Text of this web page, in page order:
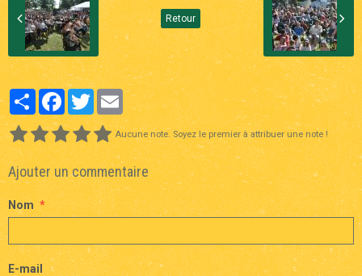
Retour
PartagerFacebook
TwitterEmail
Aucune note. Soyez le premier à attribuer une note !
Ajouter un commentaire
Nom
E-mail